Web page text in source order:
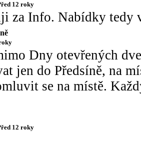
12 roky
za Info. Nabídky tedy
Dny otevřených
jen do Předsíně, na
se na místě.
12 roky